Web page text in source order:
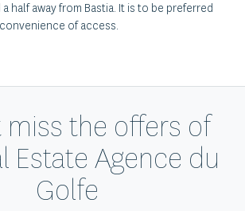
half away from Bastia. It is to be preferred
of access.
miss the offers of
Estate Agence du
Golfe